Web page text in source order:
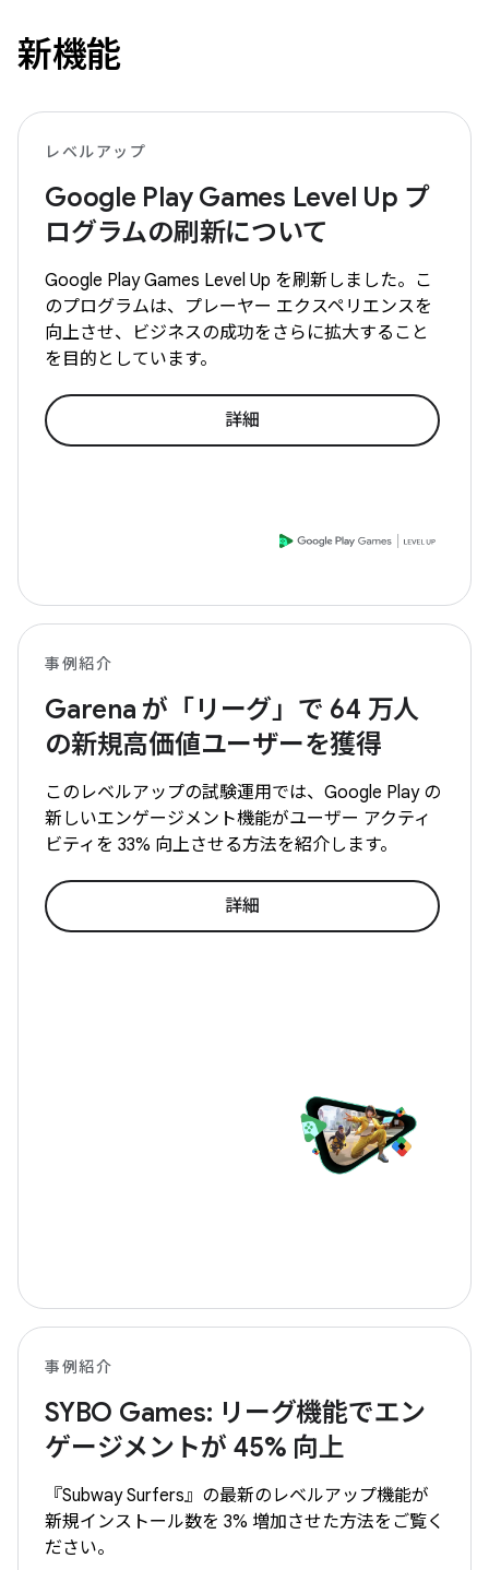
新機能
レベルアップ
Google Play Games Level Up プ
ログラムの刷新について
Google Play Games Level Up を刷新しました。こ
のプログラムは、プレーヤー エクスペリエンスを
向上させ、ビジネスの成功をさらに拡大すること
を目的としています。
詳細
事例紹介
Garena が「リーグ」で 64 万人
の新規高価値ユーザーを獲得
このレベルアップの試験運用では、Google Play の
新しいエンゲージメント機能がユーザー アクティ
ビティを 33% 向上させる方法を紹介します。
詳細
事例紹介
SYBO Games: リーグ機能でエン
ゲージメントが 45% 向上
『Subway Surfers』の最新のレベルアップ機能が
新規インストール数を 3% 増加させた方法をご覧く
ださい。